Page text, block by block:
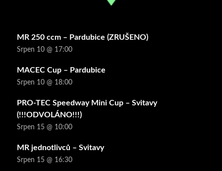
MR 250 ccm – Pardubice (ZRUŠENO)
Srpen 10 @ 17:00
MACEC Cup – Pardubice
Srpen 10 @ 18:00
PRO-TEC Speedway Mini Cup – Svitavy
(!!!ODVOLÁNO!!!)
Srpen 15 @ 10:00
MR jednotlivců – Svitavy
Srpen 15 @ 16:30